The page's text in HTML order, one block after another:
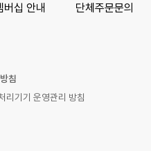
버십 안내 단체주문문의
침
리기기 운영관리 방침